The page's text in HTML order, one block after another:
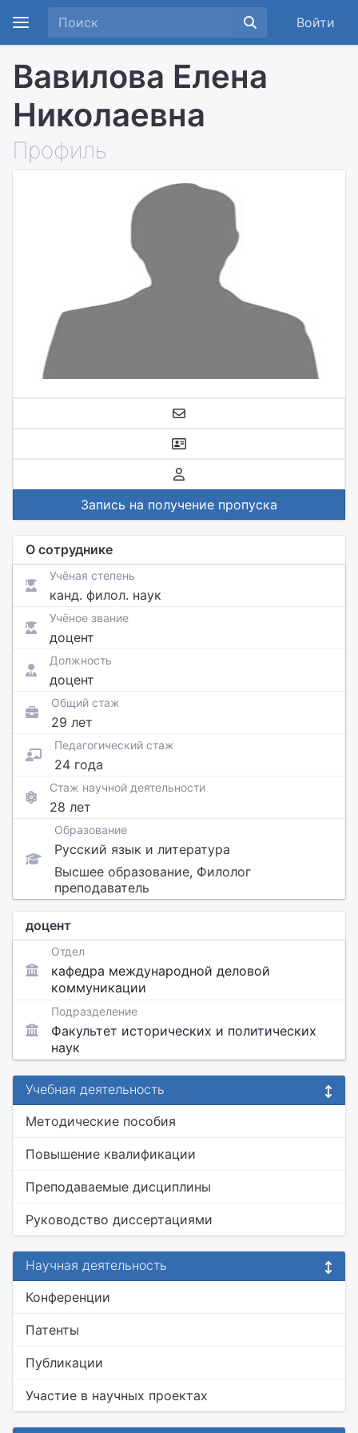
Войти
Вавилова Елена
Николаевна
Профиль
Запись на получение пропуска
О сотруднике
Учёная степень
канд. филол. наук
Учёное звание
доцент
Должность
доцент
Общий стаж
29 лет
Педагогический стаж
24 года
Стаж научной деятельности
28 лет
Образование
Русский язык и литература
Высшее образование, Филолог
преподаватель
доцент
Отдел
кафедра международной деловой
коммуникации
Подразделение
Факультет исторических и политических
наук
Учебная деятельность
Методические пособия
Повышение квалификации
Преподаваемые дисциплины
Руководство диссертациями
Научная деятельность
Конференции
Патенты
Публикации
Участие в научных проектах